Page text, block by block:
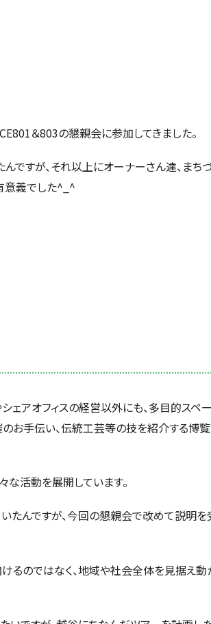
＆803の懇親会に参加してきました。
ですが、それ以上にオーナーさん達、まち
意義でした^_^
シェアオフィスの経営以外にも、多目的スペ
お手伝い、伝統工芸等の技を紹介する博覧
な活動を展開しています。
たんですが、今回の懇親会で改めて説明
るのではなく、地域や社会全体を見据え